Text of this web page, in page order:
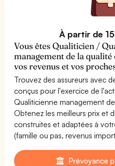
À partir de
Vous êtes Qualiticien /
management de la
vos revenus et vos
Trouvez des assureurs avec
conçus pour l'exercice de
Qualiticienne management
Obtenez les meilleurs prix et
construites et adaptées à
(famille ou pas, revenus
Prévoyance